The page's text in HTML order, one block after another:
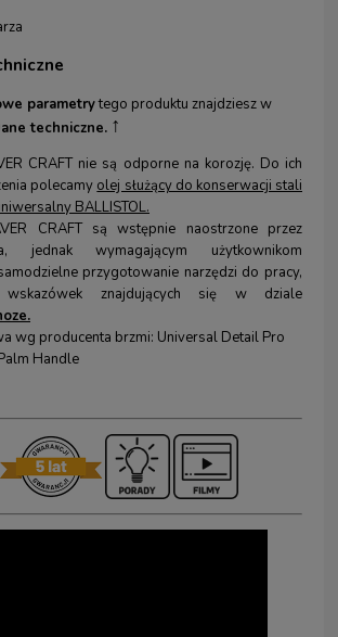
parametrytego produktu znajdziesz w
techniczne. ↑
CRAFT nie są odporne na korozję. Do ich
polecamy olej służący do konserwacji stali
BALLISTOL.
CRAFT są wstępnie naostrzone przez
jednak wymagającym użytkownikom
przygotowanie narzędzi do pracy,
znajdujących się w dziale
wg producenta brzmi: Universal Detail Pro
Handle